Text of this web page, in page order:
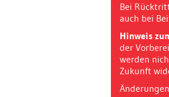
Bei
auch bei
Hinweis
der
werden
Zukunft